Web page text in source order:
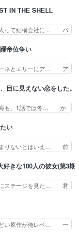
… いきなりシリアス展
希の家庭事情は複
ば、是非… 計画通り
た(ほぼ… 今回もター
たりし… 白髪の男性が
が、… 連邦に対して有
… 犠牲を払っても良い
闘がアッサリし過ぎ
IN THE SHELL
人って結構会社に… バ
かないんだよ… 俺らの
トー＆ト… イノセン
ガイノイ… アダム・リ
型サ… アンドロイドも
… コミカルなのにも慣
ボットの反乱は今と
帝位争い
ーネとエリーにア… ア
猟祭とは関係… 平凡な
は持ち合… 神アニ
祭、前夜の… フィーネ
らいたが… 第４話を
ト出… マジできな臭い
を… ふぃーねと町の様
目に見えない恋をした。
海も、1話では冬… か
惑うかけるも… 盲目だ
からどう思… 今期のバ
ニメ。… 初デートで
も冬月… 特に大きな事
月… 3話までは主人公
… 花火購入に浅草へ…
い
まりないとはいえ… 前
束された死… ミミの
のは拍子抜… 蘇生魔法
ったら手… 蘇生魔法ヤ
詰んで… アニメオタク
イ… ごめん、そういう
… 第４話感想：その口
きな100人の彼女(第3期)
にステージを見た… 君
いうのは人… 俺、みん
焼きき… アナウンス
なのア… 恋太郎ファミ
戦！… ギャグギャグし
どい原作が俺レベ… 一